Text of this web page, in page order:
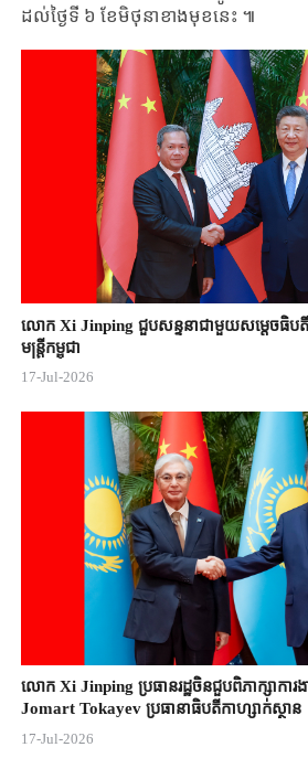
ដល់ថ្ងៃទី ​៦ ​ខែមិថុនា​ខាង​មុខ​នេះ ​៕​
លោក Xi Jinping ជួបសន្ទនាជាមួយសម្តេចធិប
មន្ត្រីកម្ពុជា
17-Jul-2026
លោក Xi Jinping ប្រធានរដ្ឋចិន​ជួបពិភាក្សា​កា
Jomart ​Tokayev ​ប្រធានាធិបតី​កាហ្សាក់ស្ថាន​
17-Jul-2026